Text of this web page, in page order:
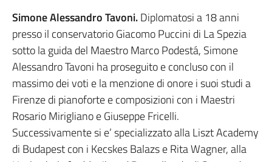
Simone Alessandro Tavoni.Diplomatosi a 18 anni
presso il conservatorio Giacomo Puccini di La Spezia
sotto la guida del Maestro Marco Podestá, Simone
Alessandro Tavoni ha proseguito e concluso con il
massimo dei voti e la menzione di onore i suoi studi a
Firenze di pianoforte e composizioni con i Maestri
Rosario Mirigliano e Giuseppe Fricelli.
Successivamente si e’ specializzato alla Liszt Academy
di Budapest con i Kecskes Balazs e Rita Wagner, alla